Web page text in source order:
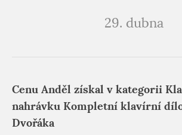
29. dubna
Cenu Anděl získal v kategorii
nahrávku Kompletní klavírní
Dvořáka